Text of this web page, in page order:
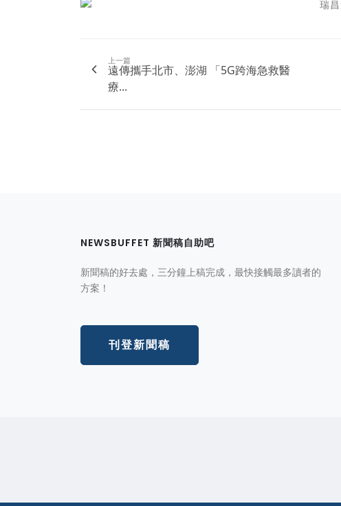
上一篇
遠傳攜手北市、澎湖 「5G跨海急救醫
療...
NEWSBUFFET 新聞稿自助吧
新聞稿的好去處，三分鐘上稿完成，最快接觸最多讀者的
方案！
刊登新聞稿